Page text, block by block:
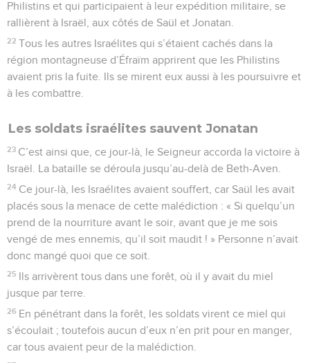
Philistins et qui participaient à leur expédition militaire, se
rallièrent à Israël, aux côtés de Saül et Jonatan.
22 Tous les autres Israélites qui s’étaient cachés dans la
région montagneuse d’Éfraïm apprirent que les Philistins
avaient pris la fuite. Ils se mirent eux aussi à les poursuivre et
à les combattre.
Les soldats israélites sauvent Jonatan
23 C’est ainsi que, ce jour-là, le Seigneur accorda la victoire à
Israël. La bataille se déroula jusqu’au-delà de Beth-Aven.
24 Ce jour-là, les Israélites avaient souffert, car Saül les avait
placés sous la menace de cette malédiction : « Si quelqu’un
prend de la nourriture avant le soir, avant que je me sois
vengé de mes ennemis, qu’il soit maudit ! » Personne n’avait
donc mangé quoi que ce soit.
25 Ils arrivèrent tous dans une forêt, où il y avait du miel
jusque par terre.
26 En pénétrant dans la forêt, les soldats virent ce miel qui
s’écoulait ; toutefois aucun d’eux n’en prit pour en manger,
car tous avaient peur de la malédiction.